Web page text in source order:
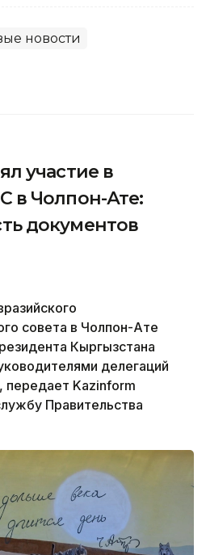
новости
участие в
в Чолпон-Ате:
документов
совета в Чолпон-Ате
Кыргызстана
делегаций
передает Kazinform
Правительства